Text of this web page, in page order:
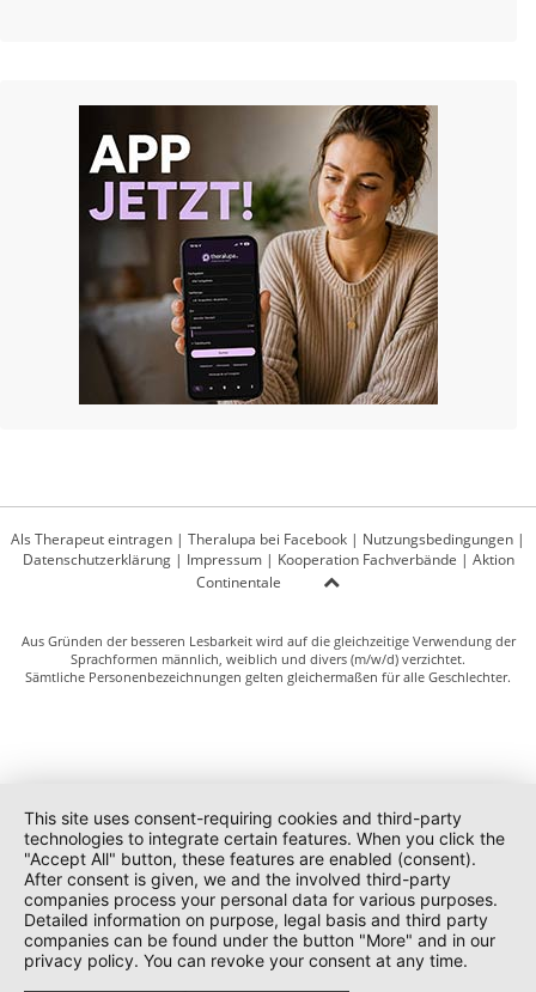
Als Therapeut eintragen | Theralupa bei Facebook | Nutzungsbedingungen |
Datenschutzerklärung| Impressum| Kooperation Fachverbände | Aktion
Continentale
Aus Gründen der besseren Lesbarkeit wird auf die gleichzeitige Verwendung der
Sprachformen männlich, weiblich und divers (m/w/d) verzichtet.
Sämtliche Personenbezeichnungen gelten gleichermaßen für alle Geschlechter.
This site uses consent-requiring cookies and third-party
technologies to integrate certain features. When you click the
"Accept All" button, these features are enabled (consent).
After consent is given, we and the involved third-party
companies process your personal data for various purposes.
Detailed information on purpose, legal basis and third party
companies can be found under the button "More" and in our
privacy policy. You can revoke your consent at any time.